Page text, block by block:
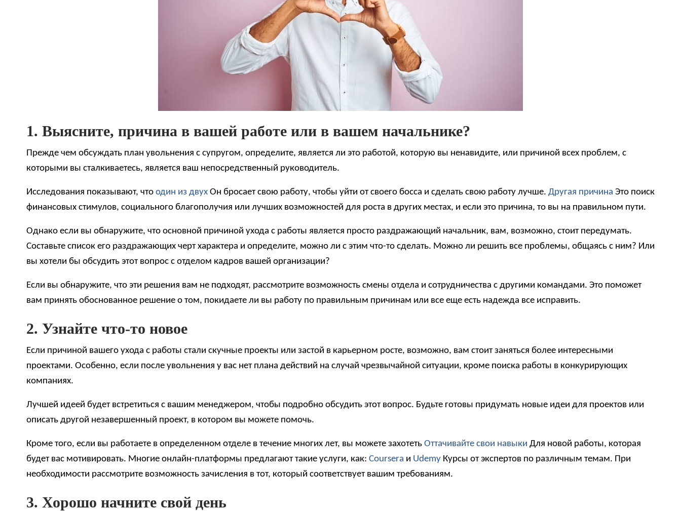
1. Выясните, причина в вашей работе или в вашем начальнике?
Прежде чем обсуждать план увольнения с супругом, определите, является ли это работой, которую вы ненавидите, или причиной всех проблем, с
которыми вы сталкиваетесь, является ваш непосредственный руководитель.
Исследования показывают, что один из двух Он бросает свою работу, чтобы уйти от своего босса и сделать свою работу лучше. Другая причина Это поиск
финансовых стимулов, социального благополучия или лучших возможностей для роста в других местах, и если это причина, то вы на правильном пути.
Однако если вы обнаружите, что основной причиной ухода с работы является просто раздражающий начальник, вам, возможно, стоит передумать.
Составьте список его раздражающих черт характера и определите, можно ли с этим что-то сделать. Можно ли решить все проблемы, общаясь с ним? Или
вы хотели бы обсудить этот вопрос с отделом кадров вашей организации?
Если вы обнаружите, что эти решения вам не подходят, рассмотрите возможность смены отдела и сотрудничества с другими командами. Это поможет
вам принять обоснованное решение о том, покидаете ли вы работу по правильным причинам или все еще есть надежда все исправить.
2. Узнайте что-то новое
Если причиной вашего ухода с работы стали скучные проекты или застой в карьерном росте, возможно, вам стоит заняться более интересными
проектами. Особенно, если после увольнения у вас нет плана действий на случай чрезвычайной ситуации, кроме поиска работы в конкурирующих
компаниях.
Лучшей идеей будет встретиться с вашим менеджером, чтобы подробно обсудить этот вопрос. Будьте готовы придумать новые идеи для проектов или
описать другой незавершенный проект, в котором вы можете помочь.
Кроме того, если вы работаете в определенном отделе в течение многих лет, вы можете захотеть Оттачивайте свои навыки Для новой работы, которая
будет вас мотивировать. Многие онлайн-платформы предлагают такие услуги, как: Coursera и Udemy Курсы от экспертов по различным темам. При
необходимости рассмотрите возможность зачисления в тот, который соответствует вашим требованиям.
3. Хорошо начните свой день